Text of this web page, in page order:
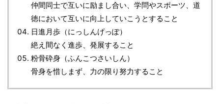
仲間同士で互いに励まし合い、学問やスポーツ、道
徳において互いに向上していこうとすること
日進月歩（にっしんげっぽ）
絶え間なく進歩、発展すること
粉骨砕身（ふんこつさいしん）
骨身を惜しまず、力の限り努力すること